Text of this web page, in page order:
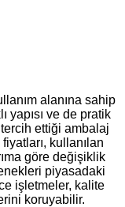
alanına sahip
yapısı ve de pratik
ettiği ambalaj
kullanılan
göre değişiklik
piyasadaki
işletmeler, kalite
koruyabilir.